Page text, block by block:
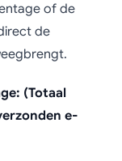
of de
de
(Totaal
e-